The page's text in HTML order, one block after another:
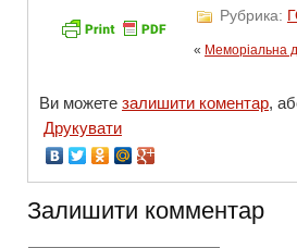
Рубрика:
« Меморіальна
Ви можете залишити коментар,
Друкувати
Залишити комментар